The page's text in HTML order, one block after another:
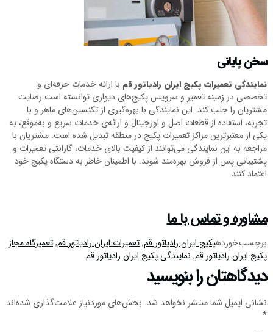
سخن پایانی
نمایندگی تعمیرات پکیج ایران رادیاتور قم با ارائه خدمات حرفه‌ای و
تخصصی در زمینه تعمیر و سرویس پکیج‌های دیواری توانسته است رضایت
مشتریان را جلب کند. این نمایندگی با بهره‌گیری از تکنسین‌های ماهر و با
تجربه، استفاده از قطعات اصل و اورجینال و ارائه‌ی خدمات سریع و به‌موقع، به
یکی از معتبرترین مراکز تعمیرات پکیج در منطقه تبدیل شده است. مشتریان با
مراجعه به این نمایندگی می‌توانند از کیفیت بالای خدمات، گارانتی تعمیرات و
پشتیبانی پس از فروش بهره‌مند شوند. با اطمینان خاطر به دستگاه پکیج خود
اعتماد کنند.
مشاوره و تماس با ما
برچسب خوردهپکیج ایران رادیاتور قم,تعمیرات ایران رادیاتور قم,تعمیرگاه مجاز
پکیج ایران رادیاتور قم,نمایندگی پکیج ایران رادیاتور قم
دیدگاهتان را بنویسید
نشانی ایمیل شما منتشر نخواهد شد. بخش‌های موردنیاز علامت‌گذاری شده‌اند
*